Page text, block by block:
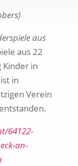
aus
aus 22
Kinder in
in
Verein
entstanden.
64122-
an-